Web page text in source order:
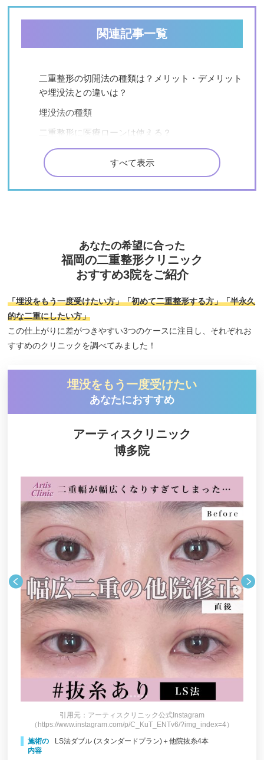
関連記事一覧
二重整形の切開法の種類は？メリット・デメリット
や埋没法との違いは？
埋没法の種類
二重整形に医療ローンは使える？
二重整形の他院修正はできる？
一重と奥二重のちがいとは？
二重整形手術でおこる「癒着」とは？
二重整形のクリニックの選び方
二重整形ができない場合はどんな時？
二重整形の保証期間はどのくらい？
二重手術をしたらばれる？
二重整形によるまぶたのデコボコ
二重整形をした後の洗顔はいつからできる？
二重整形以外にも！奥二重を作る方法
【二重整形】ハム目の状態・原因・治療法とは？
二重整形が多い時期はいつ？
二重整形で効果はどれぐらい持つの？
脱脂法はどんな手術？メリット・デメリットと注意
二重整形に年齢は関係ある？
二重整形のダウンタイムはどれぐらい？
二重整形の手術前後の飲酒にはどんなリスクがあ
る？
二重整形とダイエットの注意点は？
腫れない二重整形とは？クリニックの選び方やアフ
ターケアまとめ
奥二重をぱっちり二重にする方法とは？
すべて表示
あなたの希望に合った
福岡の二重整形クリニック
おすすめ3院をご紹介
「埋没をもう一度受けたい方」「初めて二重整形する方」「半永久
的な二重にしたい方」
この仕上がりに差がつきやすい3つのケースに注目し、それぞれお
すすめのクリニックを調べてみました！
埋没をもう一度受けたい
あなたにおすすめ
アーティスクリニック
博多院
引用元：アーティスクリニック公式Instagram
（https://www.instagram.com/p/C_KuT_ENTv6/?img_index=4）
施術の
内容
LS法ダブル (スタンダードプラン)＋他院抜糸4本